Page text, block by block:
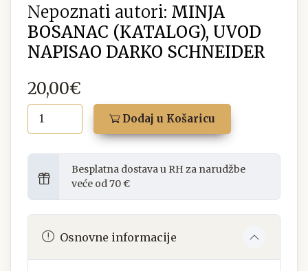
Nepoznati autori: MINJA
BOSANAC (KATALOG), UVOD
NAPISAO DARKO SCHNEIDER
20,00€
Dodaj u Košaricu
Besplatna dostava u RH za narudžbe
veće od 70 €
Osnovne informacije